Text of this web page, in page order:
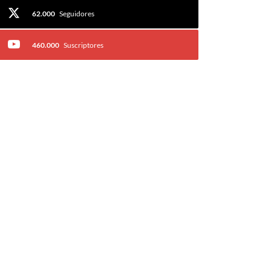
62.000 Seguidores
460.000 Suscriptores